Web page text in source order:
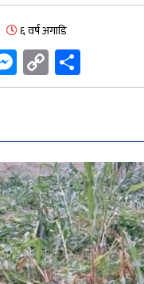
६ वर्ष अगाडि
Messenger
Copy
Link